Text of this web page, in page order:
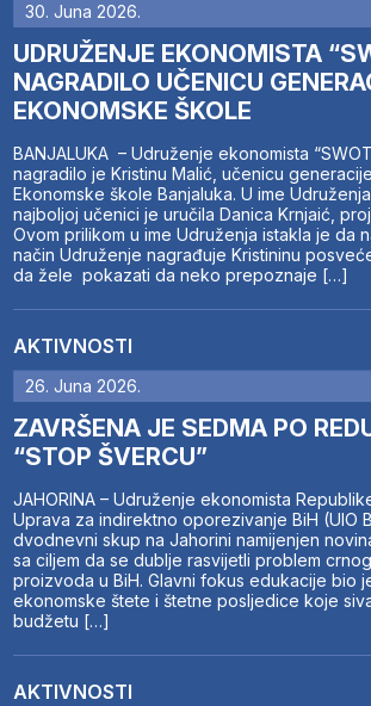
30. Juna 2026.
UDRUŽENJE EKONOMISTA
NAGRADILO UČENICU
EKONOMSKE ŠKOLE
BANJALUKA – Udruženje ekonomista
nagradilo je Kristinu Malić, učenicu
Ekonomske škole Banjaluka. U ime
najboljoj učenici je uručila Danica Krnjaić,
Ovom prilikom u ime Udruženja istakla je da
način Udruženje nagrađuje Kristininu
da žele pokazati da neko prepoznaje […]
AKTIVNOSTI
26. Juna 2026.
ZAVRŠENA JE SEDMA PO
“STOP ŠVERCU”
JAHORINA – Udruženje ekonomista
Uprava za indirektno oporezivanje BiH (UIO
dvodnevni skup na Jahorini namijenjen
sa ciljem da se dublje rasvijetli problem
proizvoda u BiH. Glavni fokus edukacije bio
ekonomske štete i štetne posljedice koje
budžetu […]
AKTIVNOSTI